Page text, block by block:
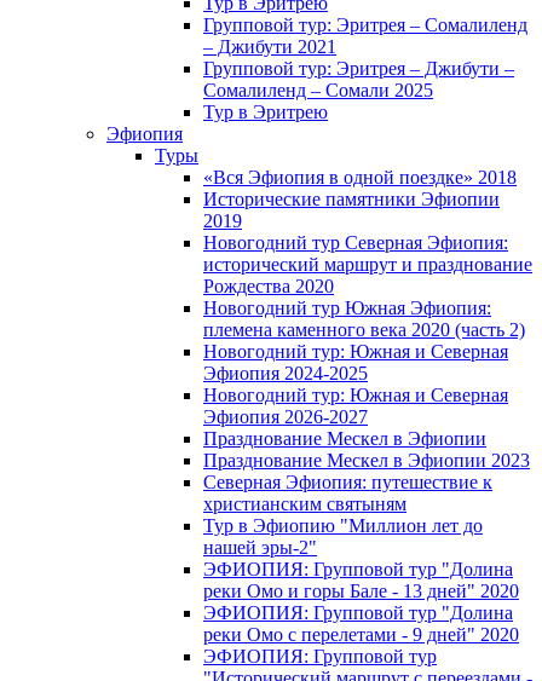
Групповой тур: Эритрея – Cомалиленд
– Джибути 2021
Групповой тур: Эритрея – Джибути –
Сомалиленд – Сомали 2025
Тур в Эритрею
Эфиопия
Туры
«Вся Эфиопия в одной поездке» 2018
Исторические памятники Эфиопии
2019
Новогодний тур Северная Эфиопия:
исторический маршрут и празднование
Рождества 2020
Новогодний тур Южная Эфиопия:
племена каменного века 2020 (часть 2)
Новогодний тур: Южная и Северная
Эфиопия 2024-2025
Новогодний тур: Южная и Северная
Эфиопия 2026-2027
Празднование Мескел в Эфиопии
Празднование Мескел в Эфиопии 2023
Северная Эфиопия: путешествие к
христианским святыням
Тур в Эфиопию "Миллион лет до
нашей эры-2"
ЭФИОПИЯ: Групповой тур "Долина
реки Омо и горы Бале - 13 дней" 2020
ЭФИОПИЯ: Групповой тур "Долина
реки Омо с перелетами - 9 дней" 2020
ЭФИОПИЯ: Групповой тур